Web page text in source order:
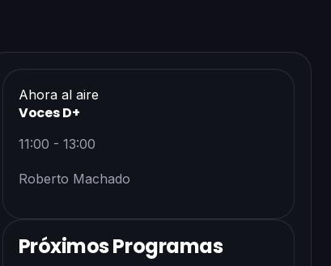
Ahora al aire
Voces D+
11:00 - 13:00
Roberto Machado
Próximos Programas